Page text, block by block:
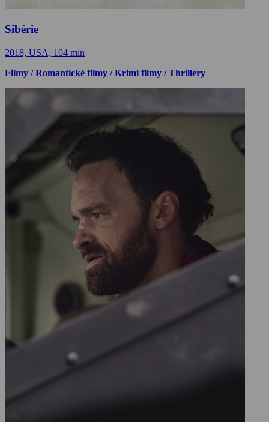
Sibérie
2018, USA, 104 min
Filmy / Romantické filmy / Krimi filmy / Thrillery